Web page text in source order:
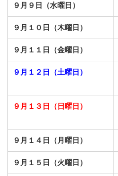
９月９日（水曜日）
９月１０日（木曜日）
９月１１日（金曜日）
９月１２日（土曜日）
９月１３日（日曜日）
９月１４日（月曜日）
９月１５日（火曜日）